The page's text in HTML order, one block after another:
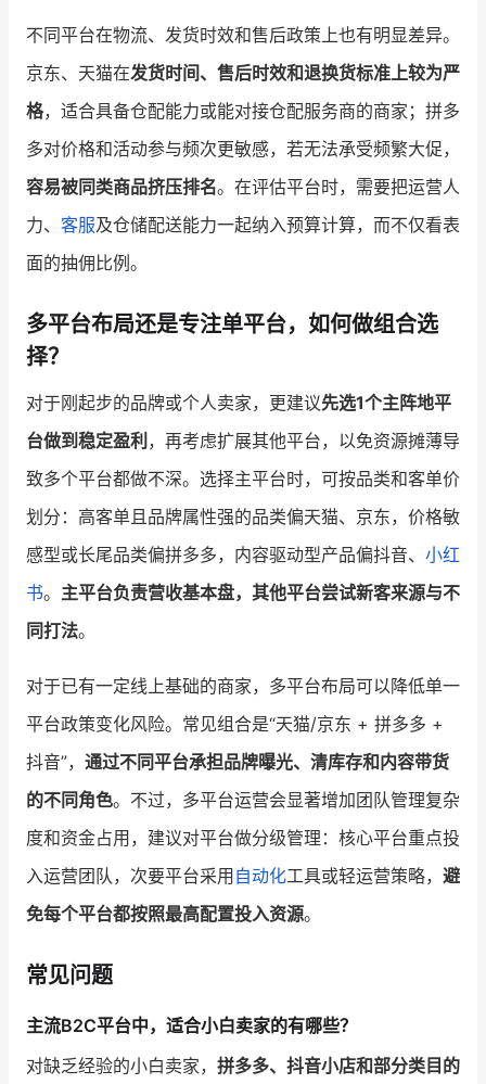
不同平台在物流、发货时效和售后政策上也有明显差异。
京东、天猫在发货时间、售后时效和退换货标准上较为严
格，适合具备仓配能力或能对接仓配服务商的商家；拼多
多对价格和活动参与频次更敏感，若无法承受频繁大促，
容易被同类商品挤压排名。在评估平台时，需要把运营人
力、 客服及仓储配送能力一起纳入预算计算，而不仅看表
面的抽佣比例。
多平台布局还是专注单平台，如何做组合选
择？
对于刚起步的品牌或个人卖家，更建议先选1个主阵地平
台做到稳定盈利 ，再考虑扩展其他平台，以免资源摊薄导
致多个平台都做不深。选择主平台时，可按品类和客单价
划分：高客单且品牌属性强的品类偏天猫、京东，价格敏
感型或长尾品类偏拼多多，内容驱动型产品偏抖音、 小红
书。 主平台负责营收基本盘，其他平台尝试新客来源与不
同打法。
对于已有一定线上基础的商家，多平台布局可以降低单一
平台政策变化风险。常见组合是“天猫/京东 + 拼多多 +
抖音”， 通过不同平台承担品牌曝光、清库存和内容带货
的不同角色。不过，多平台运营会显著增加团队管理复杂
度和资金占用，建议对平台做分级管理：核心平台重点投
入运营团队，次要平台采用 自动化工具或轻运营策略， 避
免每个平台都按照最高配置投入资源。
常见问题
主流B2C平台中，适合小白卖家的有哪些？
对缺乏经验的小白卖家， 拼多多、抖音小店和部分类目的